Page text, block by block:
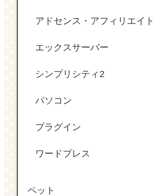
アドセンス・アフィリエイト
エックスサーバー
シンプリシティ2
パソコン
プラグイン
ワードプレス
ペット